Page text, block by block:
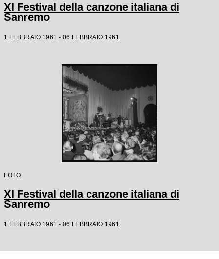
XI Festival della canzone italiana di
Sanremo
1 FEBBRAIO 1961 - 06 FEBBRAIO 1961
FOTO
XI Festival della canzone italiana di
Sanremo
1 FEBBRAIO 1961 - 06 FEBBRAIO 1961